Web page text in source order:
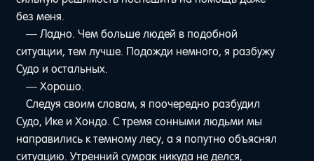
без меня.
— Ладно. Чем больше людей в подобной
ситуации, тем лучше. Подожди немного, я разбужу
Судо и остальных.
— Хорошо.
Следуя своим словам, я поочередно разбудил
Судо, Ике и Хондо. С тремя сонными людьми мы
направились к темному лесу, а я попутно объяснял
ситуацию. Утренний сумрак никуда не делся,